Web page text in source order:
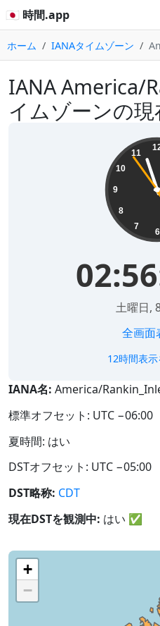
🇯🇵 時間.app
ホーム IANAタイムゾーン
IANA America/
イムゾーンの現
6
7
8
9
10
11
土曜日,
全画面
12時間表示
IANA名: America/
標準オフセット: UTC −06:00
夏時間: はい
DSTオフセット: UTC −05:00
DST略称: CDT
現在DSTを観測中: はい ✅
+
−